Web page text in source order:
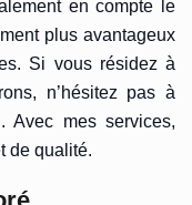
en compte le
plus avantageux
Si vous résidez à
n’hésitez pas à
Avec mes services,
de qualité.